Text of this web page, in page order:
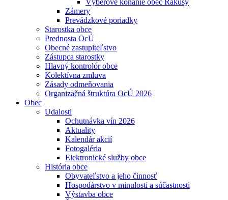
Výberové konanie obec Rakúsy
Zámery
Prevádzkové poriadky
Starostka obce
Prednosta OcÚ
Obecné zastupiteľstvo
Zástupca starostky
Hlavný kontrolór obce
Kolektívna zmluva
Zásady odmeňovania
Organizačná štruktúra OcÚ 2026
Obec
Udalosti
Ochutnávka vín 2026
Aktuality
Kalendár akcií
Fotogaléria
Elektronické služby obce
História obce
Obyvateľstvo a jeho činnosť
Hospodárstvo v minulosti a súčastnosti
Výstavba obce